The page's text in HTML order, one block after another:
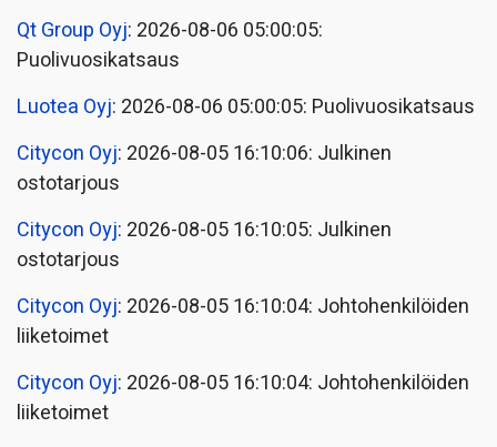
Qt Group Oyj: 2026-08-06 05:00:05:
Puolivuosikatsaus
Luotea Oyj: 2026-08-06 05:00:05: Puolivuosikatsaus
Citycon Oyj: 2026-08-05 16:10:06: Julkinen
ostotarjous
Citycon Oyj: 2026-08-05 16:10:05: Julkinen
ostotarjous
Citycon Oyj: 2026-08-05 16:10:04: Johtohenkilöiden
liiketoimet
Citycon Oyj: 2026-08-05 16:10:04: Johtohenkilöiden
liiketoimet